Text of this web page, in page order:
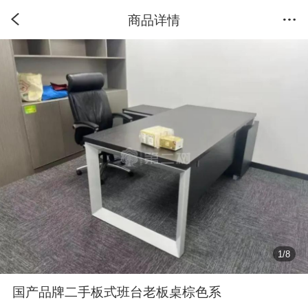
商品详情
1/8
国产品牌二手板式班台老板桌棕色系